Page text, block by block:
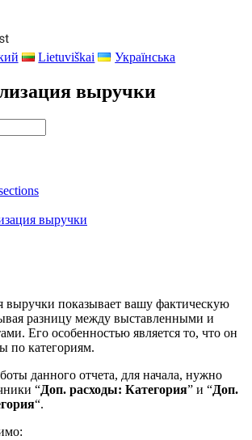
Lietuviškai Українська
выручки
выручки
выручки показывает вашу фактическую
разницу между выставленными и
Его особенностью является то, что он
по категориям.
данного отчета, для начала, нужно
“Доп. расходы: Категория” и “Доп.
“.